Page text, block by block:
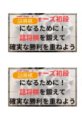
詰将棋
詰将棋